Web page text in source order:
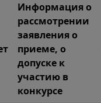
Информация о
рассмотрении
заявления о
приеме, о
допуске к
участию в
конкурсе